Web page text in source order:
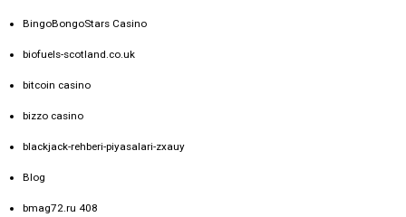
BingoBongoStars Casino
biofuels-scotland.co.uk
bitcoin casino
bizzo casino
blackjack-rehberi-piyasalari-zxauy
Blog
bmag72.ru 408